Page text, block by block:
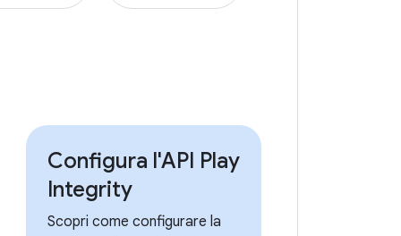
Configura l'API Play
Integrity
Scopri come configurare la